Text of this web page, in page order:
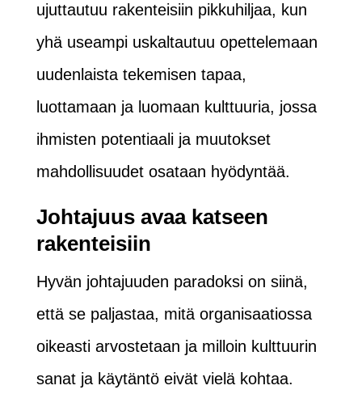
ujuttautuu rakenteisiin pikkuhiljaa, kun
yhä useampi uskaltautuu opettelemaan
uudenlaista tekemisen tapaa,
luottamaan ja luomaan kulttuuria, jossa
ihmisten potentiaali ja muutokset
mahdollisuudet osataan hyödyntää.
Johtajuus avaa katseen
rakenteisiin
Hyvän johtajuuden paradoksi on siinä,
että se paljastaa, mitä organisaatiossa
oikeasti arvostetaan ja milloin kulttuurin
sanat ja käytäntö eivät vielä kohtaa.